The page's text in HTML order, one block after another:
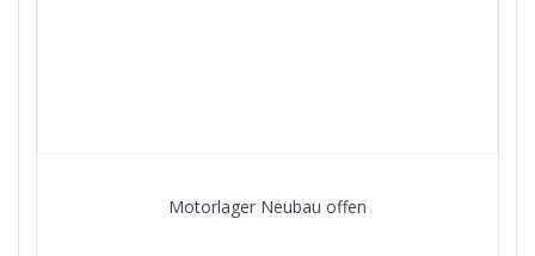
Motorlager Neubau offen